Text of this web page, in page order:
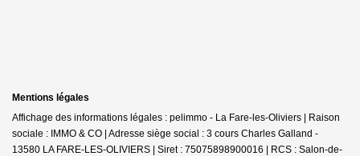
Mentions légales
Affichage des informations légales : pelimmo - La Fare-les-Oliviers | Raison
sociale : IMMO & CO | Adresse siège social : 3 cours Charles Galland -
13580 LA FARE-LES-OLIVIERS | Siret : 75075898900016 | RCS : Salon-de-